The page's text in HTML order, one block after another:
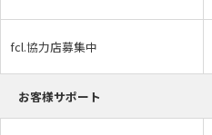
fcl.協力店募集中
お客様サポート